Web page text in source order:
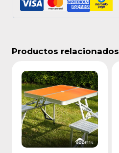
Productos relacionados